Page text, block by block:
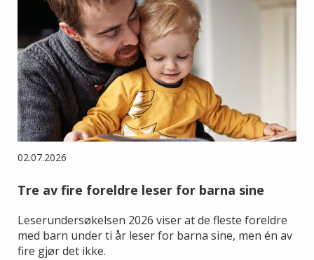
02.07.2026
Tre av fire foreldre leser for barna sine
Leserundersøkelsen 2026 viser at de fleste foreldre
med barn under ti år leser for barna sine, men én av
fire gjør det ikke.